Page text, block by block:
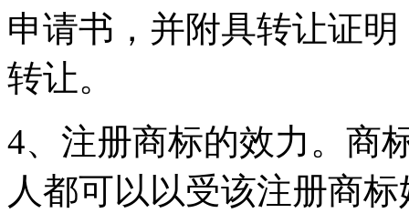
申请书，并附具转让证
转让。
4、注册商标的效力。商
人都可以以受该注册商